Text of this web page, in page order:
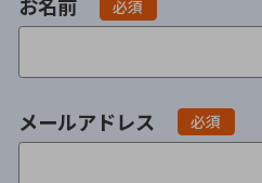
お名前 必須
メールアドレス 必須